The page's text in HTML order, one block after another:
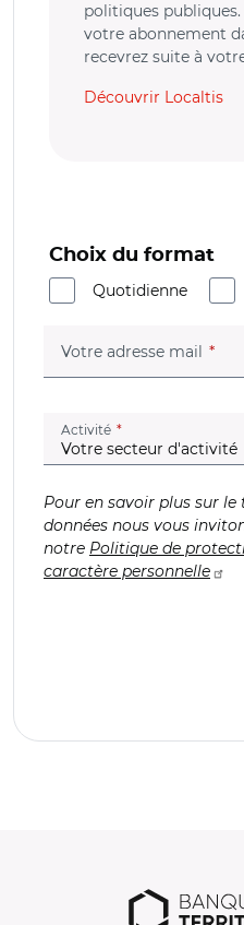
politiques
votre abonnement
recevrez suite à
Découvrir Localtis
Choix du format
Quotidienne
Votre adresse mail
Activité (champ obligatoire)
Pour en savoir plus sur
données nous vous
notre Politique de
caractère personnelle